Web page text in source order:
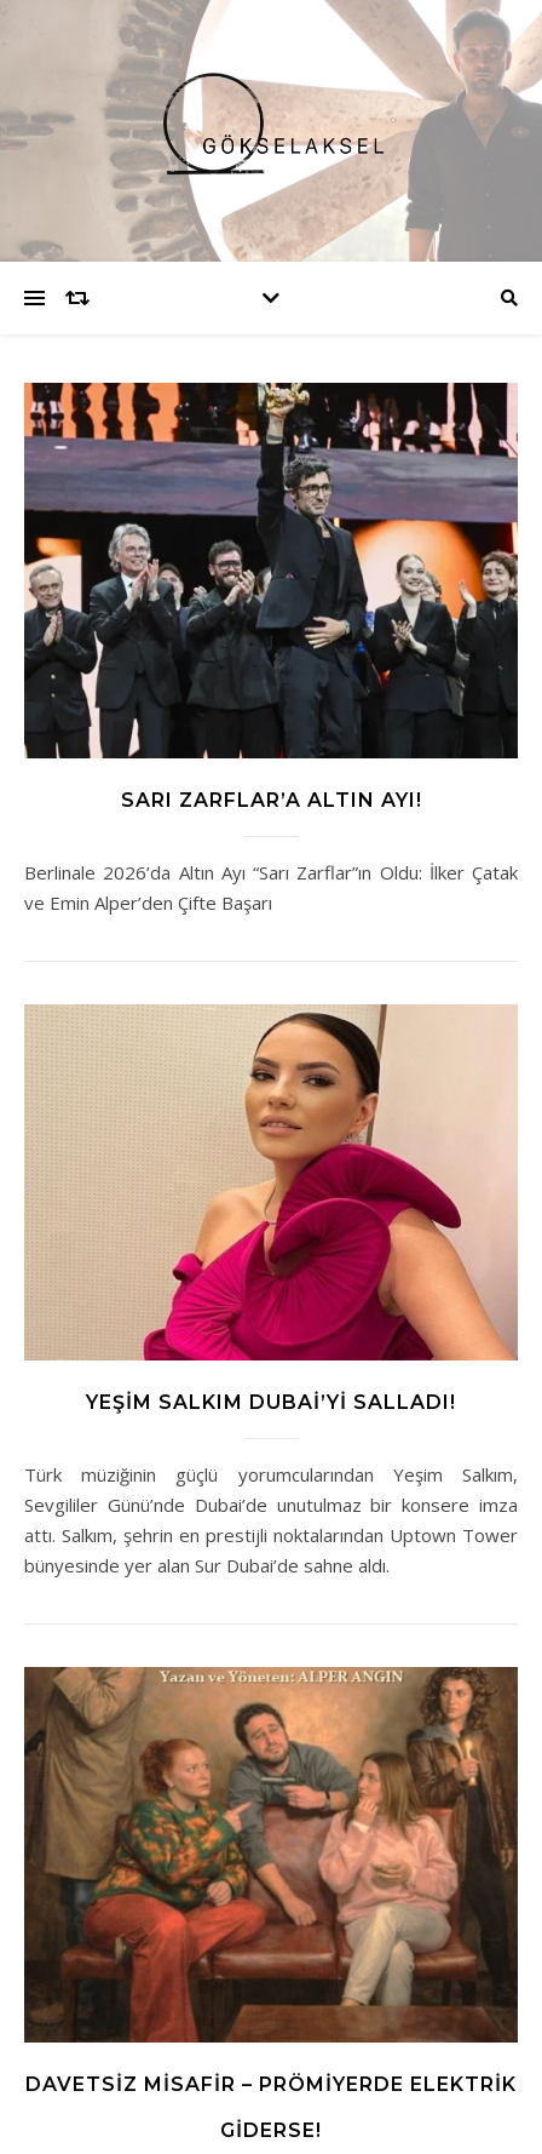
SARI ZARFLAR’A ALTIN AYI!
Berlinale 2026’da Altın Ayı “Sarı Zarflar”ın Oldu: İlker Çatak
ve Emin Alper’den Çifte Başarı
YEŞIM SALKIM DUBAI’YI SALLADI!
Türk müziğinin güçlü yorumcularından Yeşim Salkım,
Sevgililer Günü’nde Dubai’de unutulmaz bir konsere imza
attı. Salkım, şehrin en prestijli noktalarından Uptown Tower
bünyesinde yer alan Sur Dubai’de sahne aldı.
DAVETSIZ MISAFIR – PRÖMIYERDE ELEKTRIK
GIDERSE!